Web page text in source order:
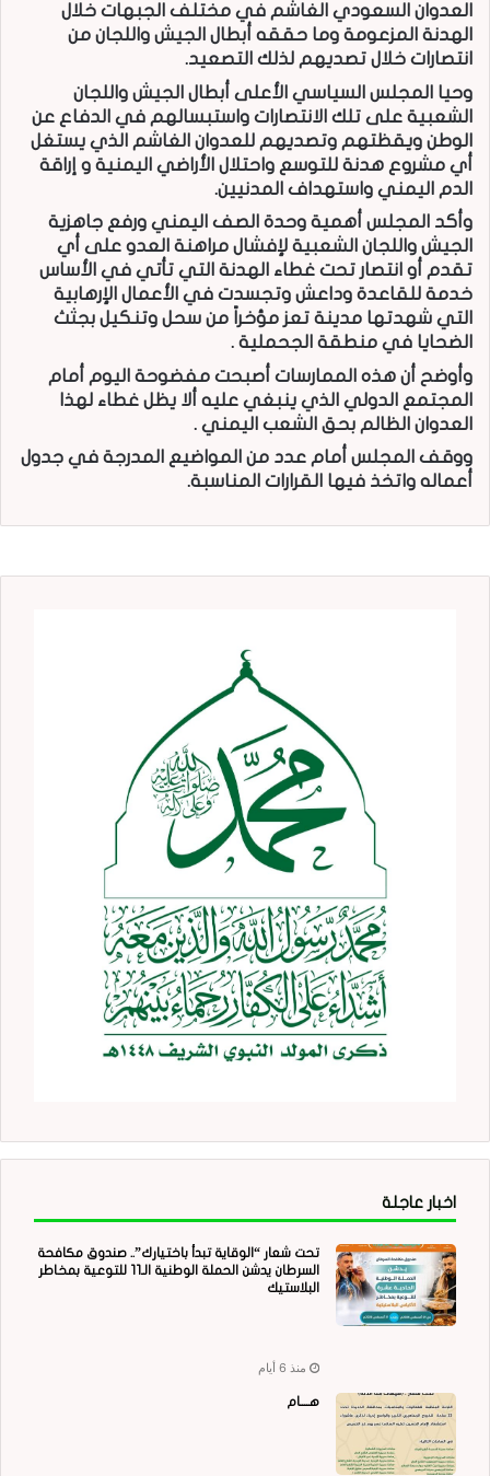
العدوان السعودي الغاشم في مختلف الجبهات خلال
الهدنة المزعومة وما حققه أبطال الجيش واللجان من
انتصارات خلال تصديهم لذلك التصعيد.
وحيا المجلس السياسي الأعلى أبطال الجيش واللجان
الشعبية على تلك الانتصارات واستبسالهم في الدفاع عن
الوطن ويقظتهم وتصديهم للعدوان الغاشم الذي يستغل
أي مشروع هدنة للتوسع واحتلال الأراضي اليمنية و إراقة
الدم اليمني واستهداف المدنيين.
وأكد المجلس أهمية وحدة الصف اليمني ورفع جاهزية
الجيش واللجان الشعبية لإفشال مراهنة العدو على أي
تقدم أو انتصار تحت غطاء الهدنة التي تأتي في الأساس
خدمة للقاعدة وداعش وتجسدت في الأعمال الإرهابية
التي شهدتها مدينة تعز مؤخراً من سحل وتنكيل بجثث
الضحايا في منطقة الجحملية .
وأوضح أن هذه الممارسات أصبحت مفضوحة اليوم أمام
المجتمع الدولي الذي ينبغي عليه ألا يظل غطاء لهذا
العدوان الظالم بحق الشعب اليمني .
ووقف المجلس أمام عدد من المواضيع المدرجة في جدول
أعماله واتخذ فيها القرارات المناسبة.
اخبار عاجلة
تحت شعار “الوقاية تبدأ باختيارك”.. صندوق مكافحة
السرطان يدشن الحملة الوطنية الـ11 للتوعية بمخاطر
البلاستيك
منذ 6 أيام
هــــام